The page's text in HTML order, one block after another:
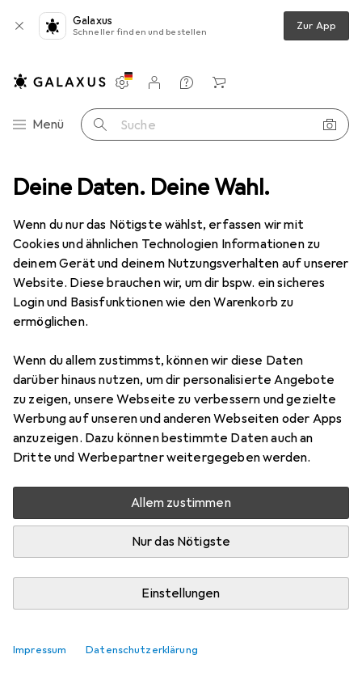
Deine Daten. Deine Wahl.
Wenn du nur das Nötigste wählst, erfassen wir mit
Cookies und ähnlichen Technologien Informationen zu
deinem Gerät und deinem Nutzungsverhalten auf unserer
Website. Diese brauchen wir, um dir bspw. ein sicheres
Login und Basisfunktionen wie den Warenkorb zu
ermöglichen.
Wenn du allem zustimmst, können wir diese Daten
darüber hinaus nutzen, um dir personalisierte Angebote
zu zeigen, unsere Webseite zu verbessern und gezielte
Werbung auf unseren und anderen Webseiten oder Apps
anzuzeigen. Dazu können bestimmte Daten auch an
Dritte und Werbepartner weitergegeben werden.
Allem zustimmen
Nur das Nötigste
Einstellungen
Impressum Datenschutzerklärung
Galaxus
Schneller finden und bestellen Zur App
Navigation nach Kategorien
Menü Suche
Einstellungen
Kundenkonto
Vergleichslisten
Merklisten
Warenkorb
Gesamtsortiment Haushalt Küche
Küche
EntdeckenForum
Kaufberater
Zu viele Standmixer? So findest du den